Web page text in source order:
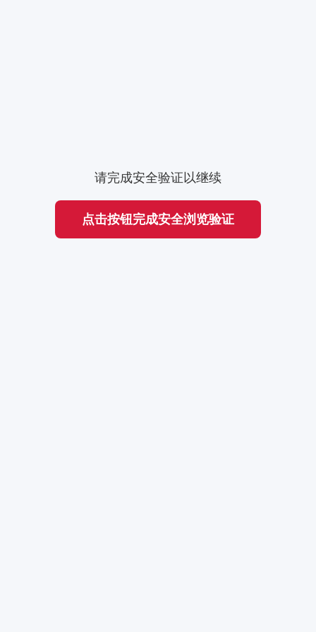
请完成安全验证以继续
点击按钮完成安全浏览验证